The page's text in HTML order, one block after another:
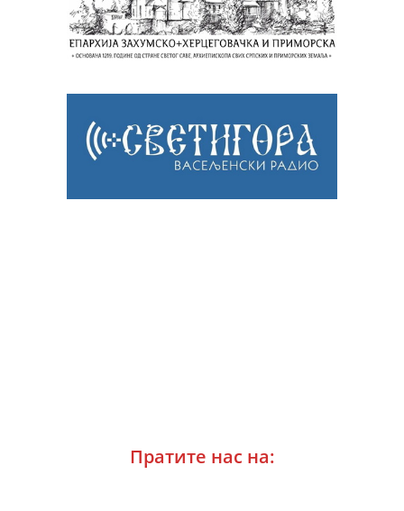
Пратите нас на: